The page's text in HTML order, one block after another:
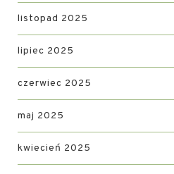
listopad 2025
lipiec 2025
czerwiec 2025
maj 2025
kwiecień 2025